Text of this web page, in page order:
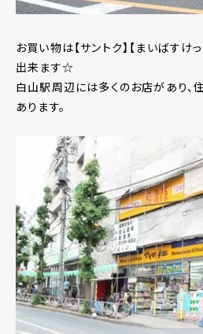
お買い物は【サントク】【まいばすけ
出来ます☆
白山駅周辺には多くのお店があり、
あります。